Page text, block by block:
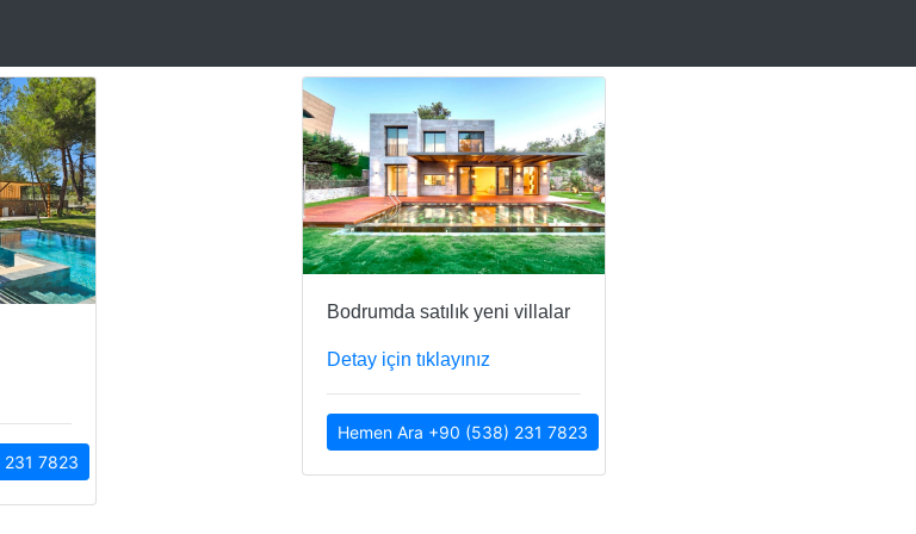
7823
Bodrumda satılık yeni villalar
Detay için tıklayınız
Hemen Ara +90 (538) 231 7823